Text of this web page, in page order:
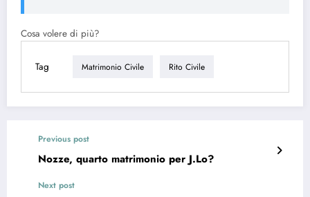
Cosa volere di più?
Tag Matrimonio Civile Rito Civile
Previous post
Nozze, quarto matrimonio per J.Lo?
Next post